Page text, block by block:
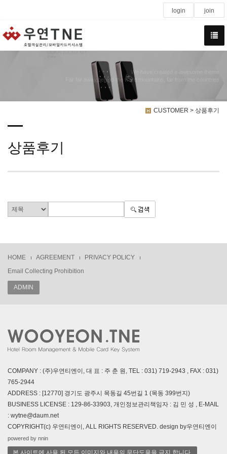
login join
We have created a awesome theme
Far far away,behind the word mountains, far from the countries
CUSTOMER > 상품후기
상품후기
HOME AGREEMENT
PRIVACY POLICY
Email Collecting Prohibition
ADMIN
COMPANY : (주)우연티엔이, 대 표 : 주 춘 원, TEL : 031) 719-2943 , FAX : 031)
765-2944
ADDRESS : [12770] 경기도 광주시 목동길 45번길 1 (목동 399번지)
BUSINESS LICENSE : 129-86-33903, 개인정보관리책임자 : 김 민 성 , E-MAIL
: wytne@daum.net
COPYRIGHT(c) 우연티엔이, ALL RIGHTS RESERVED. design by우연티엔이
powered by nnin